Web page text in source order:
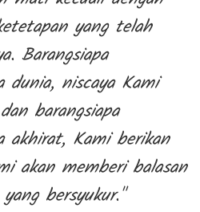
yang telah
Barangsiapa
dunia, niscaya Kami
barangsiapa
akhirat, Kami berikan
akan memberi balasan
bersyukur."